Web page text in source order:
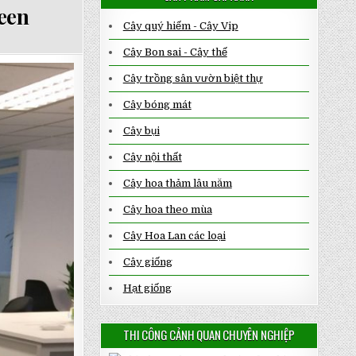
Cây quý hiếm - Cây Vip
Cây Bon sai - Cây thế
Cây trồng sân vườn biệt thự
Cây bóng mát
Cây bụi
Cây nội thất
Cây hoa thảm lâu năm
Cây hoa theo mùa
Cây Hoa Lan các loại
Cây giống
Hạt giống
THI CÔNG CẢNH QUAN CHUYÊN NGHIỆP